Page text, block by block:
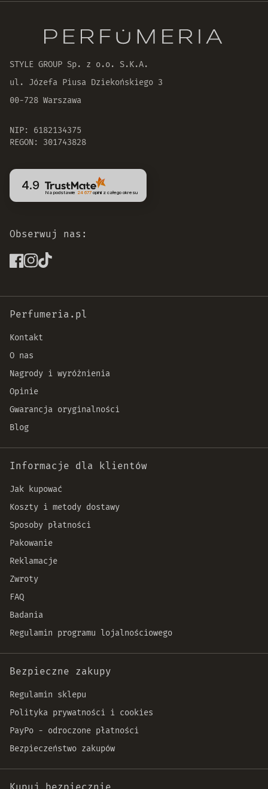
30 dni na zwrot zamówienia
STYLE GROUP Sp. z o.o. S.K.A.
ul. Józefa Piusa Dziekońskiego 3
00-728 Warszawa
NIP: 6182134375
REGON: 301743828
4.9
Na podstawie 24 677opinii z całego okresu
Obserwuj nas:
Perfumeria.pl
Kontakt
O nas
Nagrody i wyróżnienia
Opinie
Gwarancja oryginalności
Blog
Informacje dla klientów
Jak kupować
Koszty i metody dostawy
Sposoby płatności
Pakowanie
Reklamacje
Zwroty
FAQ
Badania
Regulamin programu lojalnościowego
Bezpieczne zakupy
Regulamin sklepu
Polityka prywatności i cookies
PayPo - odroczone płatności
Bezpieczeństwo zakupów